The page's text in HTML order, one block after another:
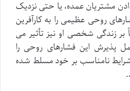
مشتریان عمده، یا حتی نزدیک
روحی عظیمی را به کارآفرین
بر زندگی شخصی او نیز تأثیر می
پذیرش این فشارهای روحی را
نامناسب بر خود مسلط شده